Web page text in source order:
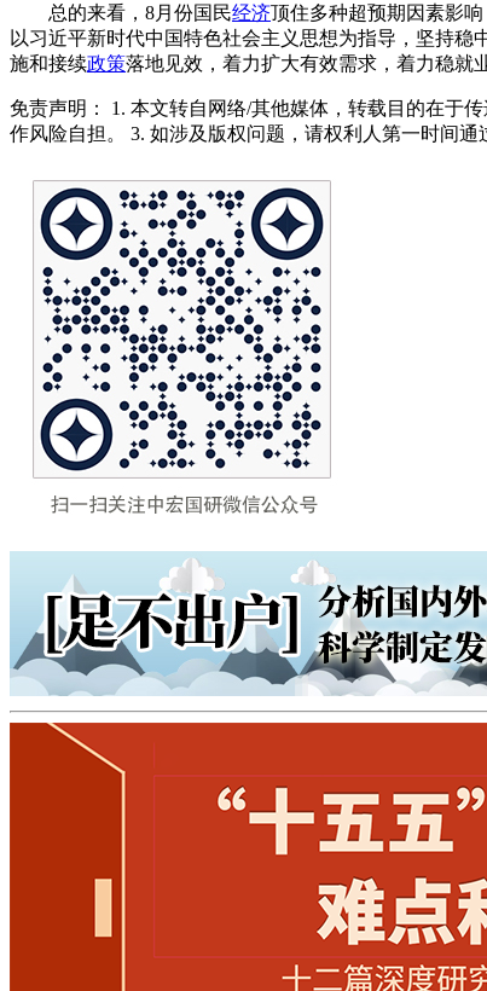
总的来看，8月份国民经济顶住多种超预期因素影
以习近平新时代中国特色社会主义思想为指导，坚持
施和接续政策落地见效，着力扩大有效需求，着力稳就
免责声明： 1. 本文转自网络/其他媒体，转载目的在于
作风险自担。 3. 如涉及版权问题，请权利人第一时间